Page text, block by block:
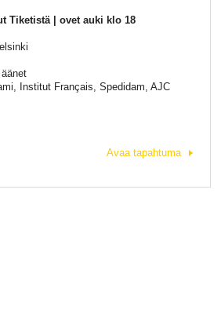
Tiketistä | ovet auki klo 18
Institut Français, Spedidam, AJC
Avaa tapahtuma